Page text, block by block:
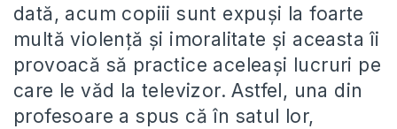
dată, acum copiii sunt expuşi la foarte
multă violenţă şi imoralitate şi aceasta îi
provoacă să practice aceleaşi lucruri pe
care le văd la televizor. Astfel, una din
profesoare a spus că în satul lor,